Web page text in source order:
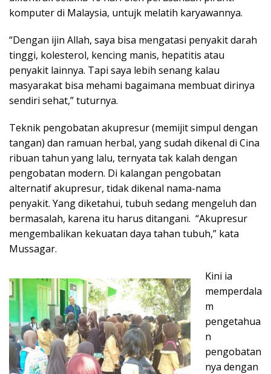
komputer di Malaysia, untujk melatih karyawannya.
“Dengan ijin Allah, saya bisa mengatasi penyakit darah
tinggi, kolesterol, kencing manis, hepatitis atau
penyakit lainnya. Tapi saya lebih senang kalau
masyarakat bisa mehami bagaimana membuat dirinya
sendiri sehat,” tuturnya.
Teknik pengobatan akupresur (memijit simpul dengan
tangan) dan ramuan herbal, yang sudah dikenal di Cina
ribuan tahun yang lalu, ternyata tak kalah dengan
pengobatan modern. Di kalangan pengobatan
alternatif akupresur, tidak dikenal nama-nama
penyakit. Yang diketahui, tubuh sedang mengeluh dan
bermasalah, karena itu harus ditangani. “Akupresur
mengembalikan kekuatan daya tahan tubuh,” kata
Mussagar.
Kini ia
memperdala
m
pengetahua
n
pengobatan
nya dengan